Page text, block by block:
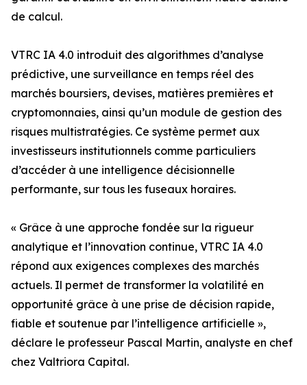
de calcul.
VTRC IA 4.0 introduit des algorithmes d’analyse
prédictive, une surveillance en temps réel des
marchés boursiers, devises, matières premières et
cryptomonnaies, ainsi qu’un module de gestion des
risques multistratégies. Ce système permet aux
investisseurs institutionnels comme particuliers
d’accéder à une intelligence décisionnelle
performante, sur tous les fuseaux horaires.
« Grâce à une approche fondée sur la rigueur
analytique et l’innovation continue, VTRC IA 4.0
répond aux exigences complexes des marchés
actuels. Il permet de transformer la volatilité en
opportunité grâce à une prise de décision rapide,
fiable et soutenue par l’intelligence artificielle »,
déclare le professeur Pascal Martin, analyste en chef
chez Valtriora Capital.